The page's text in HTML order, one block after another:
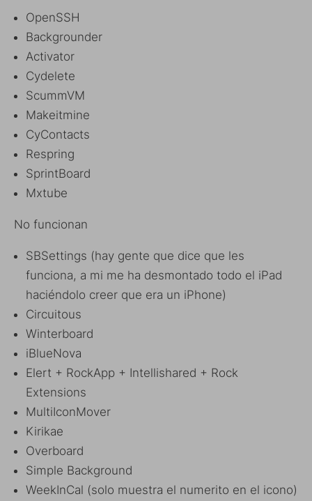
OpenSSH
Backgrounder
Activator
Cydelete
ScummVM
Makeitmine
CyContacts
Respring
SprintBoard
Mxtube
No funcionan
SBSettings (hay gente que dice que les
funciona, a mi me ha desmontado todo el iPad
haciéndolo creer que era un iPhone)
Circuitous
Winterboard
iBlueNova
Elert + RockApp + Intellishared + Rock
Extensions
MultiIconMover
Kirikae
Overboard
Simple Background
WeekInCal (solo muestra el numerito en el icono)